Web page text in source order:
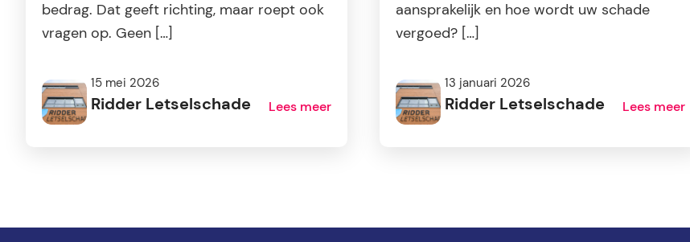
bedrag. Dat geeft richting, maar roept ook
vragen op. Geen […]
15 mei 2026
Ridder Letselschade Lees meer
aansprakelijk en hoe wordt uw schade
vergoed? […]
13 januari 2026
Ridder Letselschade Lees meer